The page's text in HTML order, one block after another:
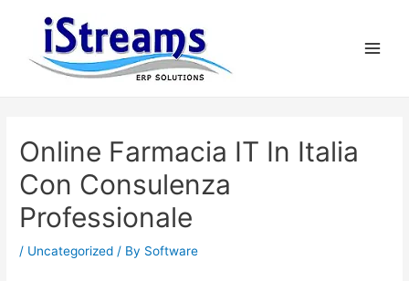
Online Farmacia IT In Italia
Con Consulenza
Professionale
/ Uncategorized / By Software